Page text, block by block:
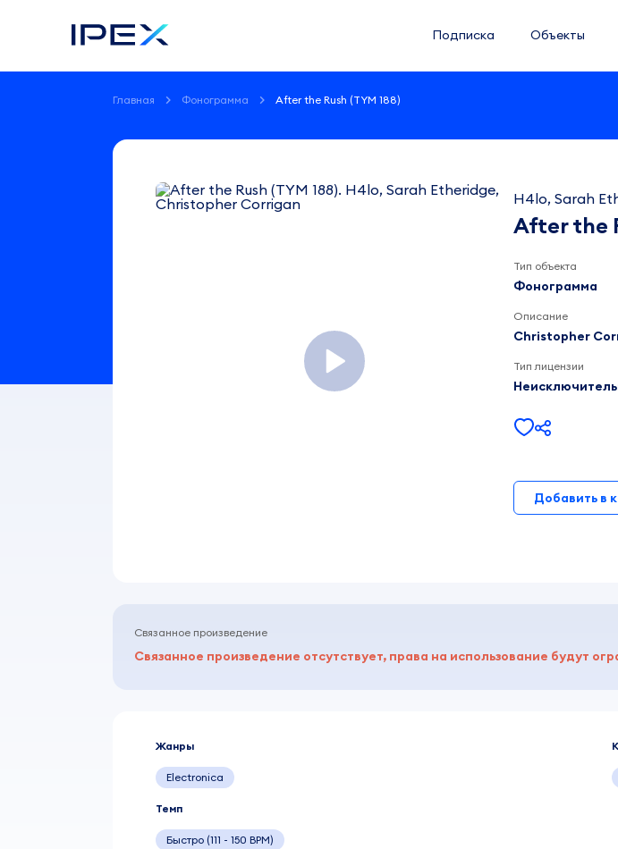
Подписка Объекты
Главная Фонограмма After the Rush (TYM 188)
the
Rush
H4lo,
H4lo, Sarah
After the
Тип объекта
Фонограмма
Описание
Christopher
Тип лицензии
Добавить в
Связанное произведение
Связанное произведение отсутствует, права на использование будут
Жанры
Electronica
Темп
Быстро (111 - 150 BPM)